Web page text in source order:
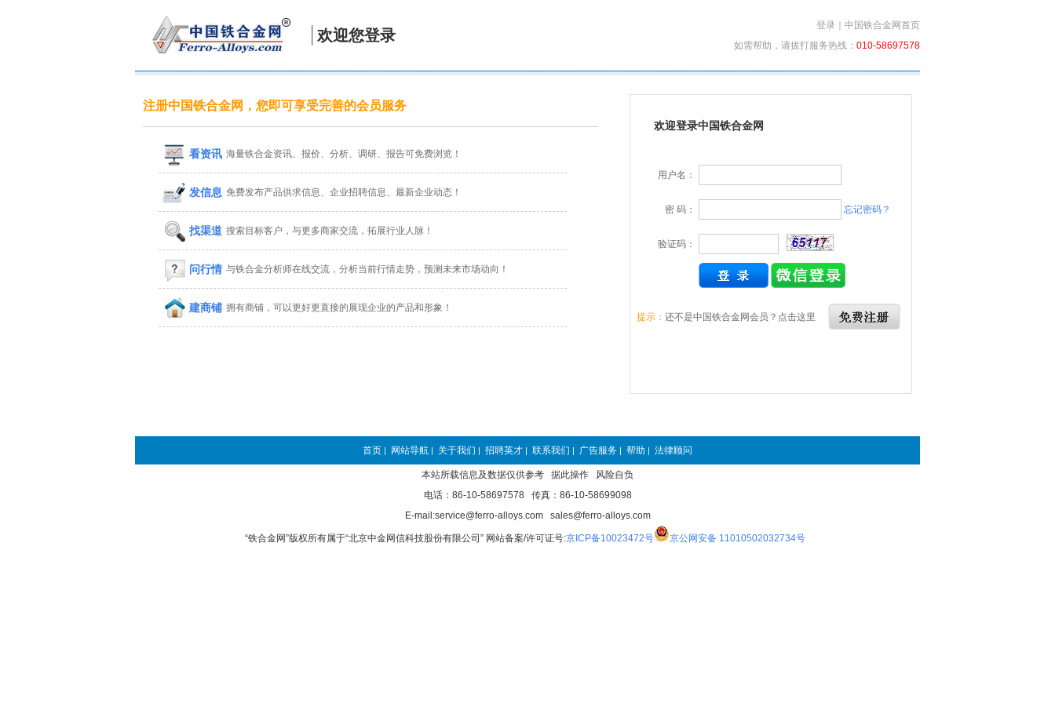
欢迎您登录
登录
中国铁合金网首页
如需帮助，请拔打服务热线： 010-58697578
注册中国铁合金网，您即可享受完善的会员服务
看资讯 海量铁合金资讯、报价、分析、调研、报告可免费浏览！
发信息 免费发布产品供求信息、企业招聘信息、最新企业动态！
找渠道 搜索目标客户，与更多商家交流，拓展行业人脉！
问行情 与铁合金分析师在线交流，分析当前行情走势，预测未来市场动向！
建商铺 拥有商铺，可以更好更直接的展现企业的产品和形象！
欢迎登录中国铁合金网
用户名：
密 码： 忘记密码？
验证码：
提示： 还不是中国铁合金网会员？点击这里
首页 | 网站导航 | 关于我们 | 招聘英才 | 联系我们 | 广告服务 | 帮助 | 法律顾问
本站所载信息及数据仅供参考 据此操作 风险自负
电话：86-10-58697578 传真：86-10-58699098
E-mail:service@ferro-alloys.com sales@ferro-alloys.com
“铁合金网”版权所有属于“北京中金网信科技股份有限公司” 网站备案/许可证号:京ICP备10023472号 京公网安备 11010502032734号